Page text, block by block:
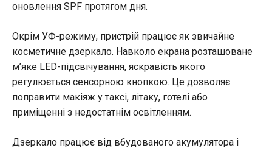
оновлення SPF протягом дня.
Окрім УФ-режиму, пристрій працює як звичайне
косметичне дзеркало. Навколо екрана розташоване
м’яке LED-підсвічування, яскравість якого
регулюється сенсорною кнопкою. Це дозволяє
поправити макіяж у таксі, літаку, готелі або
приміщенні з недостатнім освітленням.
Дзеркало працює від вбудованого акумулятора і